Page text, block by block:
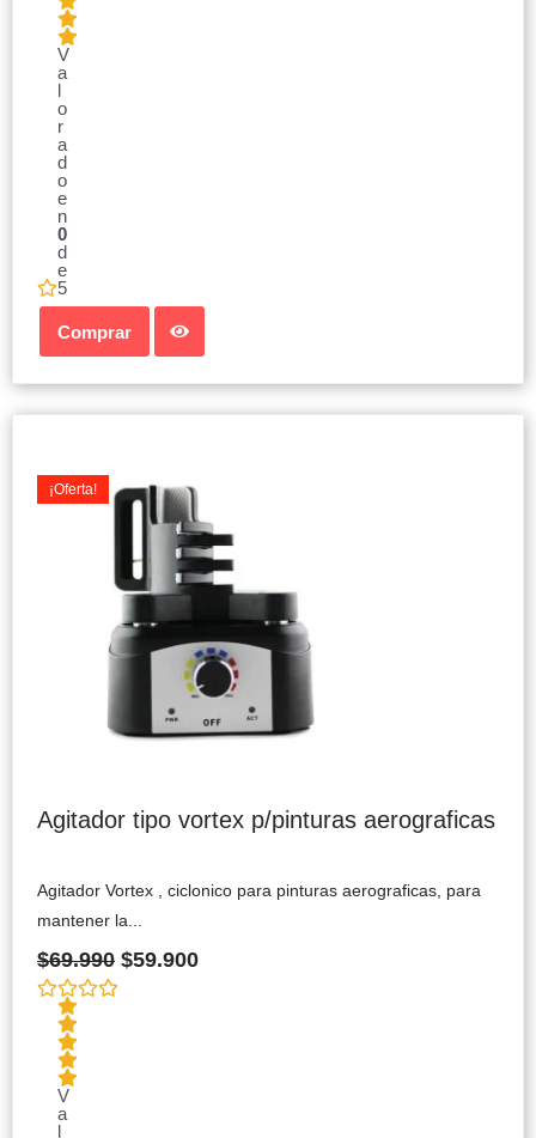
V
a
l
o
r
a
d
o
e
n
0
d
e
5
Comprar
¡Oferta!
Agitador tipo vortex p/pinturas aerograficas
Agitador Vortex , ciclonico para pinturas aerograficas, para
mantener la...
$69.990
$69.990.
$59.900
$59.900.
V
a